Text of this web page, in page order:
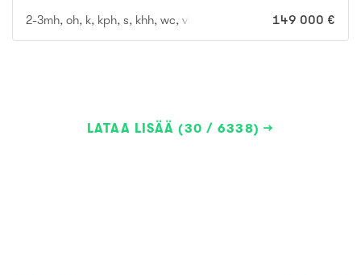
2-3mh, oh, k, kph, s, khh, wc, vh 149 000 €
LATAA LISÄÄ (30 / 6338)